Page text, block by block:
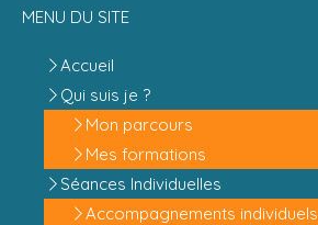
MENU DU SITE
Accueil
Qui suis je ?
Mon parcours
Mes formations
Séances Individuelles
Accompagnements individuels